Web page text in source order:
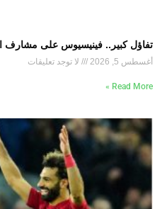
تفاؤل كبير.. فينيسيوس على مشارف
أغسطس 5, 2026 لا توجد تعليقات
Read More »